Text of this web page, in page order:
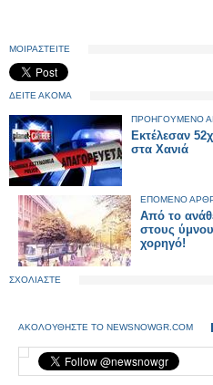
ΜΟΙΡΑΣΤΕΙΤΕ
ΔΕΙΤΕ ΑΚΟΜΑ
ΠΡΟΗΓΟΥΜΕΝΟ
Εκτέλεσαν
στα Χανιά
ΕΠΟΜΕΝΟ
Από το
στους
χορηγό!
ΣΧΟΛΙΑΣΤΕ
ΑΚΟΛΟΥΘΗΣΤΕ ΤΟ NEWSNOWGR.COM